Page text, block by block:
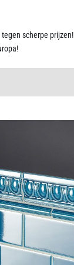
scherpe prijzen!